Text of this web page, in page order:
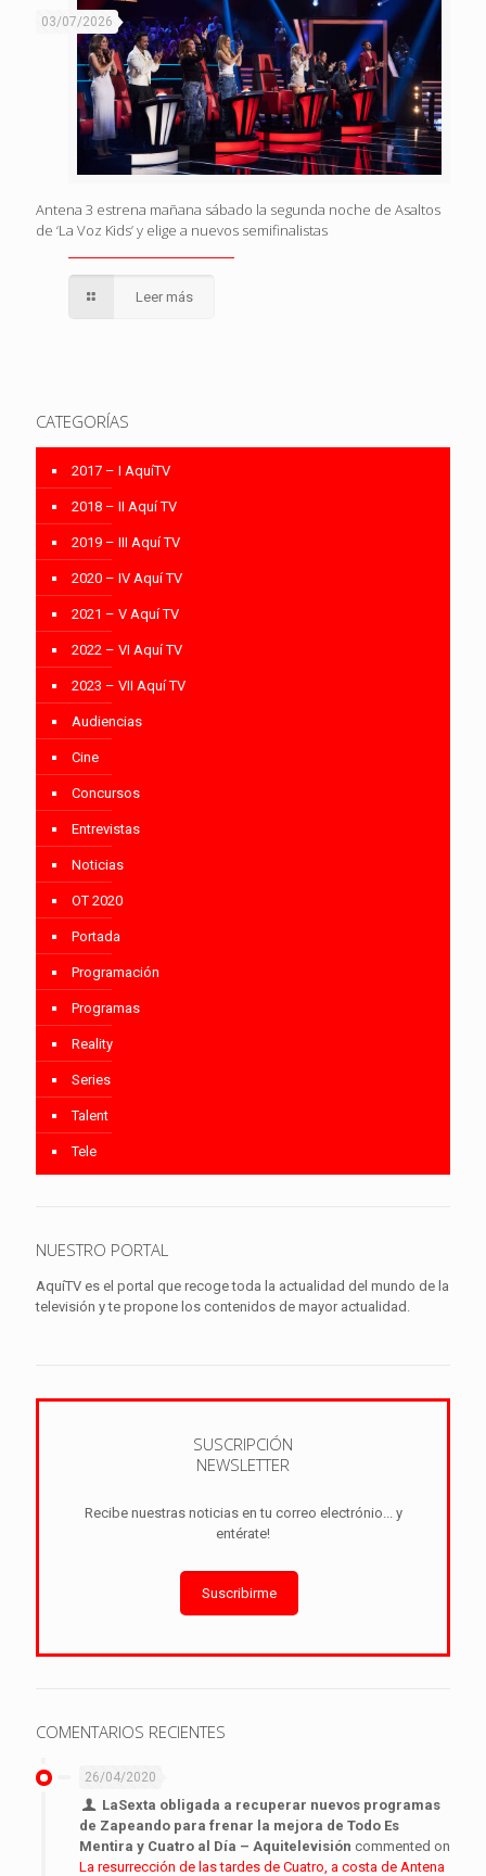
03/07/2026
Antena 3 estrena mañana sábado la segunda noche de Asaltos
de ‘La Voz Kids’ y elige a nuevos semifinalistas
Leer más
CATEGORÍAS
2017 – I AquíTV
2018 – II Aquí TV
2019 – III Aquí TV
2020 – IV Aquí TV
2021 – V Aquí TV
2022 – VI Aquí TV
2023 – VII Aquí TV
Audiencias
Cine
Concursos
Entrevistas
Noticias
OT 2020
Portada
Programación
Programas
Reality
Series
Talent
Tele
NUESTRO PORTAL
AquíTV es el portal que recoge toda la actualidad del mundo de la
televisión y te propone los contenidos de mayor actualidad.
SUSCRIPCIÓN
NEWSLETTER
Recibe nuestras noticias en tu correo electrónio... y
entérate!
Suscribirme
COMENTARIOS RECIENTES
26/04/2020
LaSexta obligada a recuperar nuevos programas
de Zapeando para frenar la mejora de Todo Es
Mentira y Cuatro al Día – Aquitelevisión commented on
La resurrección de las tardes de Cuatro, a costa de Antena